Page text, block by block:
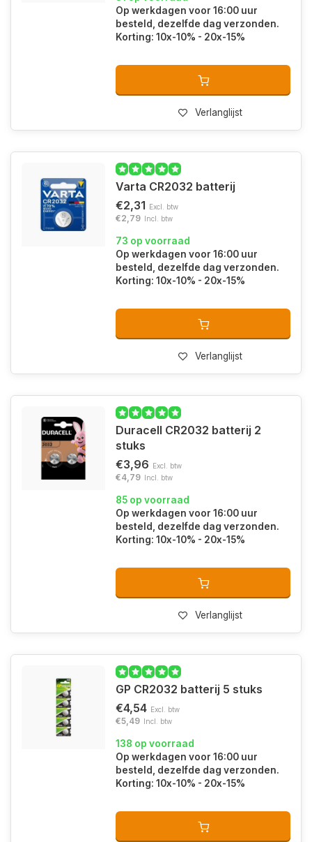
Op werkdagen voor 16:00 uur
besteld, dezelfde dag verzonden.
Korting: 10x-10% - 20x-15%
Verlanglijst
Varta CR2032 batterij
€2,31 Excl. btw
€2,79 Incl. btw
73 op voorraad
Op werkdagen voor 16:00 uur
besteld, dezelfde dag verzonden.
Korting: 10x-10% - 20x-15%
Verlanglijst
Duracell CR2032 batterij 2
stuks
€3,96 Excl. btw
€4,79 Incl. btw
85 op voorraad
Op werkdagen voor 16:00 uur
besteld, dezelfde dag verzonden.
Korting: 10x-10% - 20x-15%
Verlanglijst
GP CR2032 batterij 5 stuks
€4,54 Excl. btw
€5,49 Incl. btw
138 op voorraad
Op werkdagen voor 16:00 uur
besteld, dezelfde dag verzonden.
Korting: 10x-10% - 20x-15%